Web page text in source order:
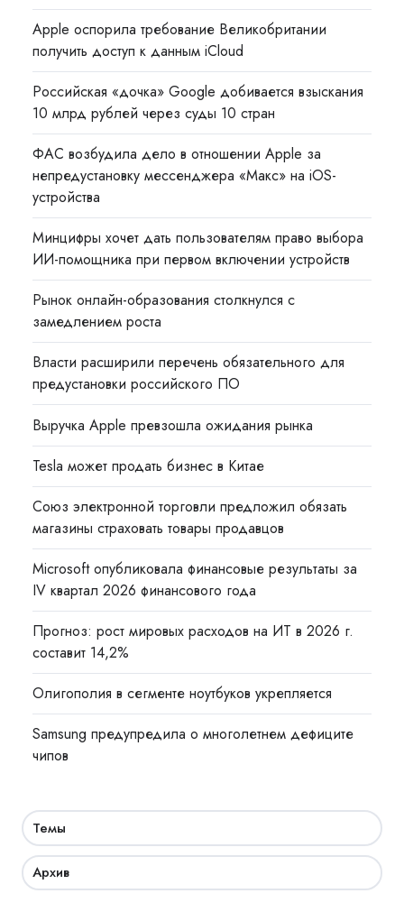
Apple оспорила требование Великобритании
получить доступ к данным iCloud
Российская «дочка» Google добивается взыскания
10 млрд рублей через суды 10 стран
ФАС возбудила дело в отношении Apple за
непредустановку мессенджера «Макс» на iOS-
устройства
Минцифры хочет дать пользователям право выбора
ИИ-помощника при первом включении устройств
Рынок онлайн-образования столкнулся с
замедлением роста
Власти расширили перечень обязательного для
предустановки российского ПО
Выручка Apple превзошла ожидания рынка
Tesla может продать бизнес в Китае
Союз электронной торговли предложил обязать
магазины страховать товары продавцов
Microsoft опубликовала финансовые результаты за
IV квартал 2026 финансового года
Прогноз: рост мировых расходов на ИТ в 2026 г.
составит 14,2%
Олигополия в сегменте ноутбуков укрепляется
Samsung предупредила о многолетнем дефиците
чипов
Темы
Архив